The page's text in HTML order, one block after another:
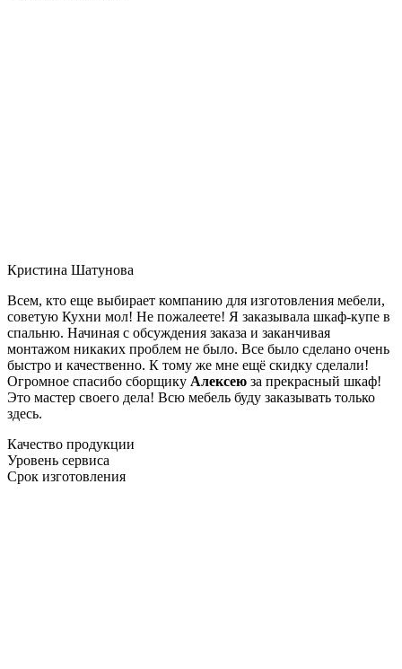
Кристина Шатунова
Всем, кто еще выбирает компанию для изготовления мебели,
советую Кухни мол! Не пожалеете! Я заказывала шкаф-купе в
спальню. Начиная с обсуждения заказа и заканчивая
монтажом никаких проблем не было. Все было сделано очень
быстро и качественно. К тому же мне ещё скидку сделали!
Огромное спасибо сборщику Алексею за прекрасный шкаф!
Это мастер своего дела! Всю мебель буду заказывать только
здесь.
Качество продукции
Уровень сервиса
Срок изготовления